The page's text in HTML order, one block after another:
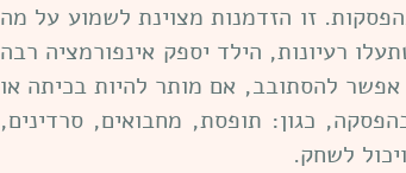
זו הזדמנות מצוינת לשמוע על מה
רעיונות, הילד יספק אינפורמציה רבה
להסתובב, אם מותר להיות בכיתה או
כגון: תופסת, מחבואים, סרדינים,
לשחק.